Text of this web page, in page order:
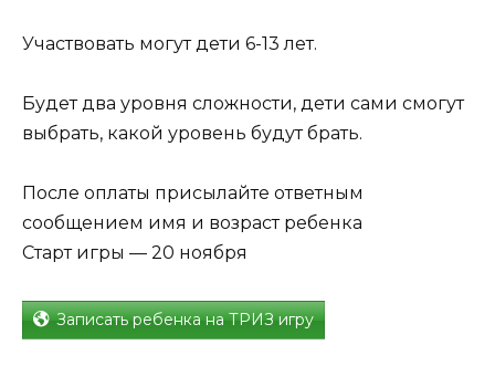
Участвовать могут дети 6-13 лет.
Будет два уровня сложности, дети сами смогут
выбрать, какой уровень будут брать.
После оплаты присылайте ответным
сообщением имя и возраст ребенка
Старт игры — 20 ноября
Записать ребенка на ТРИЗ игру